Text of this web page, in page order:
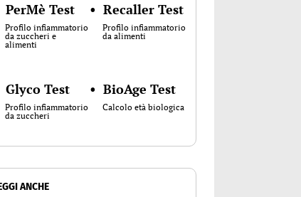
PerMè Test
Profilo infiammatorio
da zuccheri e
alimenti
• Recaller Test
Profilo infiammatorio
da alimenti
Glyco Test
Profilo infiammatorio
da zuccheri
• BioAge Test
Calcolo età biologica
ANCHE